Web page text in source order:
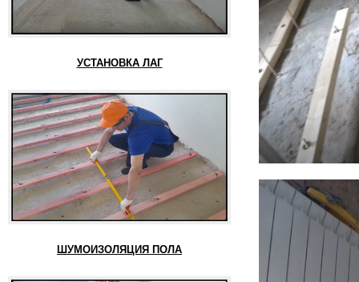
УСТАНОВКА ЛАГ
ШУМОИЗОЛЯЦИЯ ПОЛА